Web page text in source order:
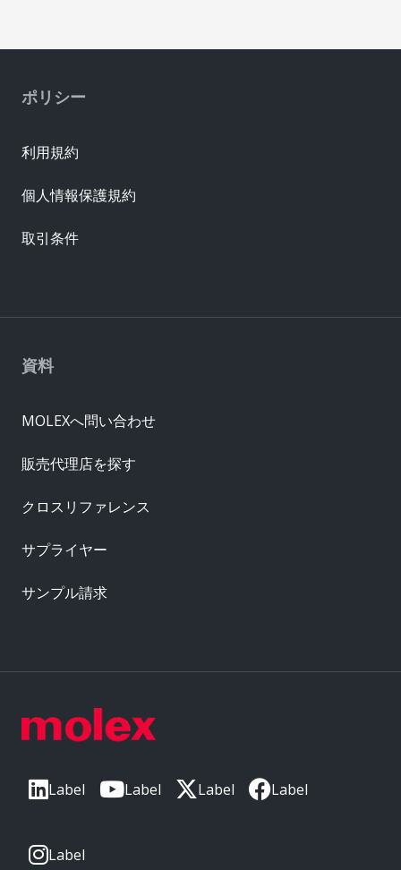
Label Label Label Label
Label
資料
MOLEXへ問い合わせ
販売代理店を探す
クロスリファレンス
サプライヤー
サンプル請求
ポリシー
利用規約
個人情報保護規約
取引条件